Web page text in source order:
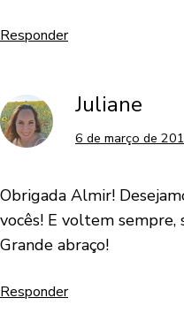
Responder
Juliane
6 de março de
Obrigada Almir!
vocês! E voltem
Grande abraço!
Responder